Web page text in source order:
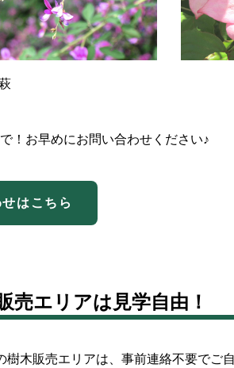
！お早めにお問い合わせください♪
はこちら
売エリアは見学自由！
樹木販売エリアは、事前連絡不要でご